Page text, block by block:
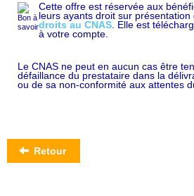
Cette offre est réservée aux
leurs ayants droit sur présentation
droits au CNAS. Elle est
à votre compte.
Le CNAS ne peut en aucun cas être
défaillance du prestataire dans la
ou de sa non-conformité aux attentes
Retour